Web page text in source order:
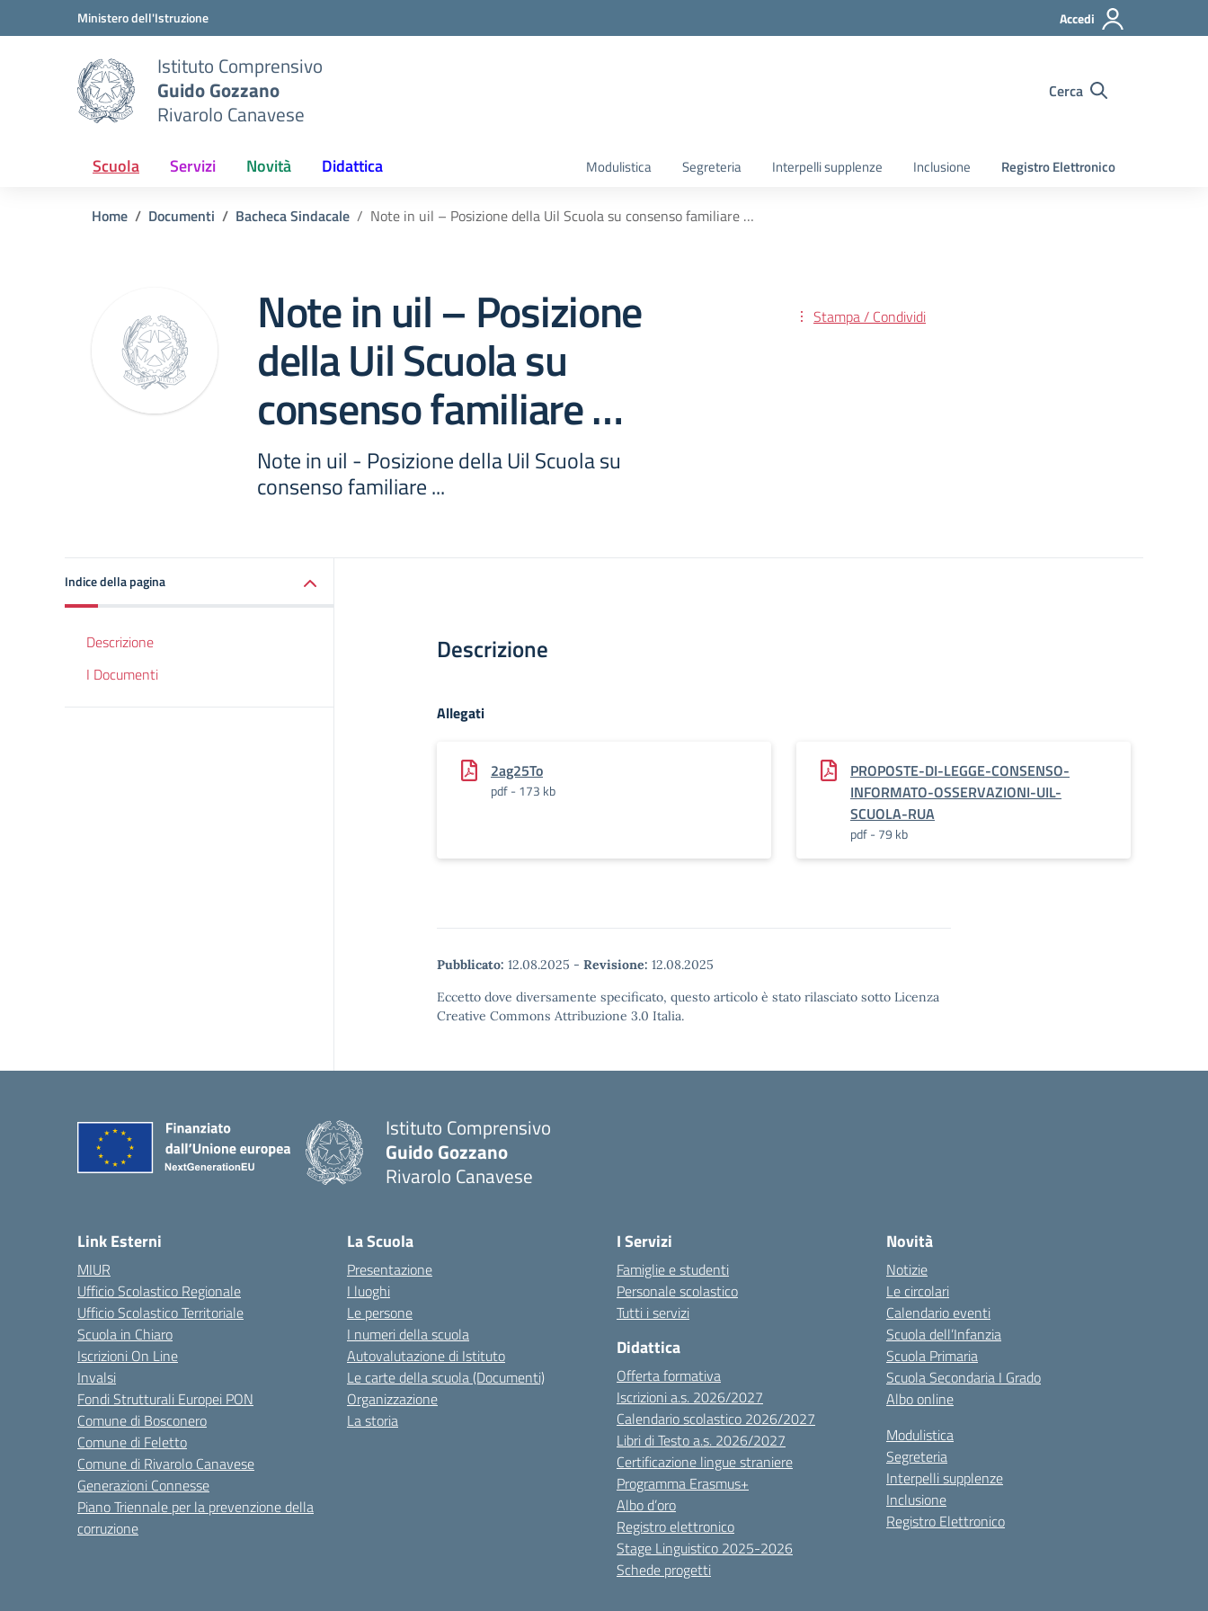
Vai ai contenuti
Vai al menu di navigazione
Ministero dell'Istruzione Accedi
Istituto Comprensivo
Guido Gozzano
Rivarolo Canavese
Cerca
Scuola Servizi Novità Didattica Modulistica Segreteria Interpelli supplenze Inclusione Registro Elettronico
Home Documenti Bacheca Sindacale Note in uil – Posizione della Uil Scuola su consenso familiare …
Note in uil – Posizione
della Uil Scuola su
consenso familiare …
Note in uil - Posizione della Uil Scuola su
consenso familiare ...
Stampa / Condividi
Indice della pagina
Descrizione
I Documenti
Descrizione
Allegati
2ag25To
pdf - 173 kb
PROPOSTE-DI-LEGGE-CONSENSO-
INFORMATO-OSSERVAZIONI-UIL-
SCUOLA-RUA
pdf - 79 kb
Pubblicato: 12.08.2025 - Revisione: 12.08.2025
Eccetto dove diversamente specificato, questo articolo è stato rilasciato sotto Licenza
Creative Commons Attribuzione 3.0 Italia.
Istituto Comprensivo
Guido Gozzano
Rivarolo Canavese
Link Esterni
MIUR
Ufficio Scolastico Regionale
Ufficio Scolastico Territoriale
Scuola in Chiaro
Iscrizioni On Line
Invalsi
Fondi Strutturali Europei PON
Comune di Bosconero
Comune di Feletto
Comune di Rivarolo Canavese
Generazioni Connesse
Piano Triennale per la prevenzione della
corruzione
La Scuola
Presentazione
I luoghi
Le persone
I numeri della scuola
Autovalutazione di Istituto
Le carte della scuola (Documenti)
Organizzazione
La storia
I Servizi
Famiglie e studenti
Personale scolastico
Tutti i servizi
Didattica
Offerta formativa
Iscrizioni a.s. 2026/2027
Calendario scolastico 2026/2027
Libri di Testo a.s. 2026/2027
Certificazione lingue straniere
Programma Erasmus+
Albo d’oro
Registro elettronico
Stage Linguistico 2025-2026
Schede progetti
Novità
Notizie
Le circolari
Calendario eventi
Scuola dell’Infanzia
Scuola Primaria
Scuola Secondaria I Grado
Albo online
Modulistica
Segreteria
Interpelli supplenze
Inclusione
Registro Elettronico